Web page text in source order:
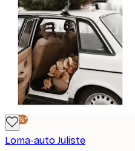
-30%*
Loma-auto Juliste